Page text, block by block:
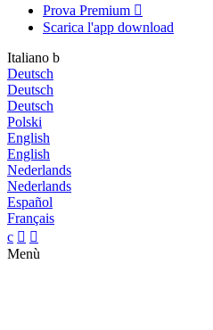
Prova Premium 
Scarica l'app download
Italiano b
Deutsch
Deutsch
Deutsch
Polski
English
English
Nederlands
Nederlands
Español
Français
c  
Menù